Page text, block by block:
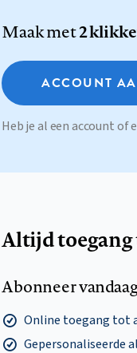
Maak met2
ACCOUNT
Heb je al een account of
Altijd toegang
Abonneer
Online toegang tot
Gepersonaliseerde